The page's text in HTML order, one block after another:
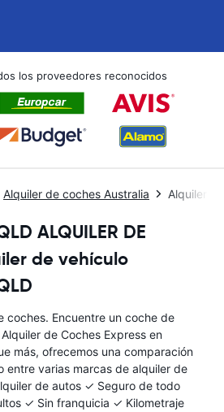
los proveedores reconocidos
Alquiler de coches Australia Alquiler
ALQUILER DE
de vehículo
coches. Encuentre un coche de
de Coches Express en
más, ofrecemos una comparación
entre varias marcas de alquiler de
de autos ✓ Seguro de todo
✓ Sin franquicia ✓ Kilometraje